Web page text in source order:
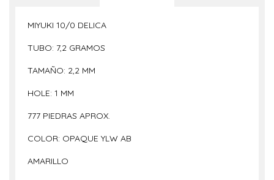
MIYUKI 10/0 DELICA
TUBO: 7,2 GRAMOS
TAMAÑO: 2,2 MM
HOLE: 1 MM
777 PIEDRAS APROX.
COLOR: OPAQUE YLW AB
AMARILLO